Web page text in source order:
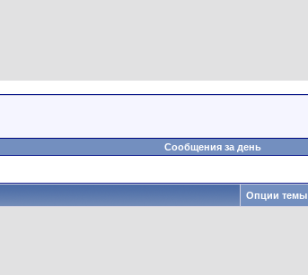
Сообщения за день
Опции темы